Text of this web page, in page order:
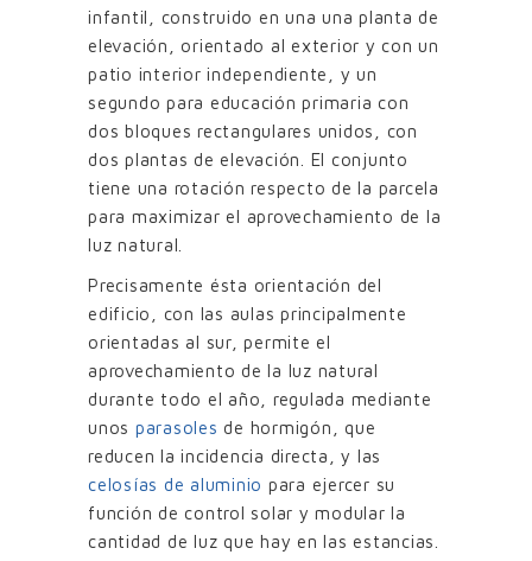
infantil, construido en una una planta de
elevación, orientado al exterior y con un
patio interior independiente, y un
segundo para educación primaria con
dos bloques rectangulares unidos, con
dos plantas de elevación. El conjunto
tiene una rotación respecto de la parcela
para maximizar el aprovechamiento de la
luz natural.
Precisamente ésta orientación del
edificio, con las aulas principalmente
orientadas al sur, permite el
aprovechamiento de la luz natural
durante todo el año, regulada mediante
unos parasoles de hormigón, que
reducen la incidencia directa, y las
celosías de aluminio para ejercer su
función de control solar y modular la
cantidad de luz que hay en las estancias.